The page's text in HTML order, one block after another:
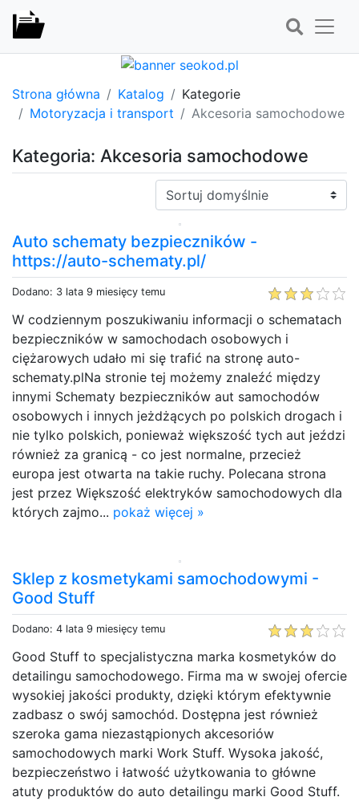
Strona główna Katalog
Kategorie
Motoryzacja i transport
Akcesoria samochodowe
Kategoria: Akcesoria samochodowe
Sortuj:
Auto schematy bezpieczników -
https://auto-schematy.pl/
Dodano: 3 lata 9 miesięcy temu
W codziennym poszukiwaniu informacji o schematach
bezpieczników w samochodach osobowych i
ciężarowych udało mi się trafić na stronę auto-
schematy.plNa stronie tej możemy znaleźć między
innymi Schematy bezpieczników aut samochodów
osobowych i innych jeżdżących po polskich drogach i
nie tylko polskich, ponieważ większość tych aut jeździ
również za granicą - co jest normalne, przecież
europa jest otwarta na takie ruchy. Polecana strona
jest przez Większość elektryków samochodowych dla
których zajmo... pokaż więcej »
Sklep z kosmetykami samochodowymi -
Good Stuff
Dodano: 4 lata 9 miesięcy temu
Good Stuff to specjalistyczna marka kosmetyków do
detailingu samochodowego. Firma ma w swojej ofercie
wysokiej jakości produkty, dzięki którym efektywnie
zadbasz o swój samochód. Dostępna jest również
szeroka gama niezastąpionych akcesoriów
samochodowych marki Work Stuff. Wysoka jakość,
bezpieczeństwo i łatwość użytkowania to główne
atuty produktów do auto detailingu marki Good Stuff.